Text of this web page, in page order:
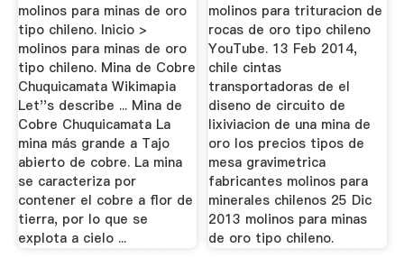
molinos para minas de oro
tipo chileno. Inicio >
molinos para minas de oro
tipo chileno. Mina de Cobre
Chuquicamata Wikimapia
Let''s describe ... Mina de
Cobre Chuquicamata La
mina más grande a Tajo
abierto de cobre. La mina
se caracteriza por
contener el cobre a flor de
tierra, por lo que se
explota a cielo ...
molinos para trituracion de
rocas de oro tipo chileno
YouTube. 13 Feb 2014,
chile cintas
transportadoras de el
diseno de circuito de
lixiviacion de una mina de
oro los precios tipos de
mesa gravimetrica
fabricantes molinos para
minerales chilenos 25 Dic
2013 molinos para minas
de oro tipo chileno.